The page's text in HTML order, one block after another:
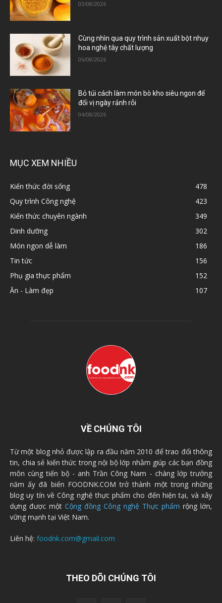
03/08/2026
Cùng nhìn qua quy trình sản xuất bột nhụy
hoa nghệ tây chất lượng
06/08/2026
Bỏ túi cách làm món bò kho siêu ngon để
đổi vị ngày rảnh rỗi
04/08/2026
MỤC XEM NHIỀU
Kiến thức đời sống
478
Quy trình Công nghệ
423
Kiến thức chuyên ngành
349
Dinh dưỡng
302
Món ngon dễ làm
186
Tin tức
156
Phụ gia thực phẩm
152
Ăn - Làm đẹp
107
VỀ CHÚNG TÔI
Từ một blog nhỏ được lập ra đầu năm 2010 để trao đổi thông
tin, chia sẻ kiến thức trong nội bộ lớp nhằm giúp các bạn đồng
môn cùng tiến bộ - anh Trần Công Nam - chàng lớp trưởng
năm ấy đã biến FOODNK.COM trở thành một trong những
blog uy tín về Công nghệ thực phẩm cho đến hiện tại, và xây
dựng được một Cộng đồng Công nghệ Thực phẩm rộng lớn,
vững mạnh tại Việt Nam.
Liên hệ: foodnk.com@gmail.com
THEO DÕI CHÚNG TÔI